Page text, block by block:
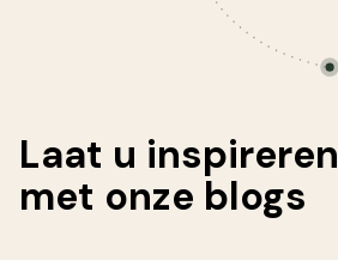
Laat u inspireren
met onze blogs